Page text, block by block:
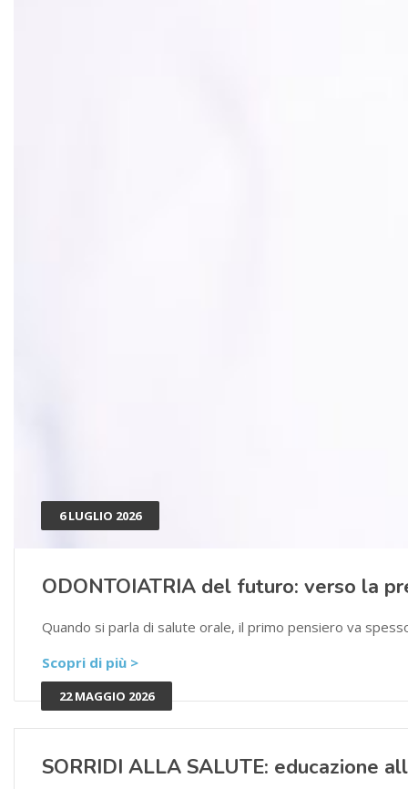
6 LUGLIO 2026
ODONTOIATRIA del futuro: verso la
Quando si parla di salute orale, il primo pensiero va
Scopri di più >
22 MAGGIO 2026
SORRIDI ALLA SALUTE: educazione